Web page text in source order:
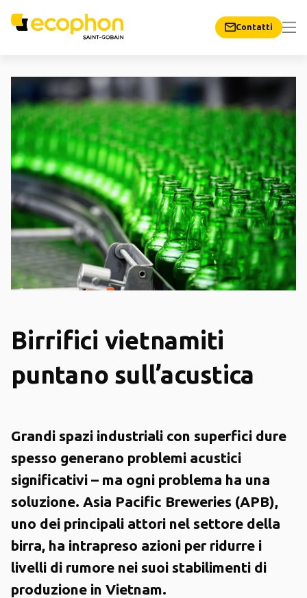
Contatti
Birrifici vietnamiti
puntano sull’acustica
Grandi spazi industriali con superfici dure
spesso generano problemi acustici
significativi – ma ogni problema ha una
soluzione. Asia Pacific Breweries (APB),
uno dei principali attori nel settore della
birra, ha intrapreso azioni per ridurre i
livelli di rumore nei suoi stabilimenti di
produzione in Vietnam.